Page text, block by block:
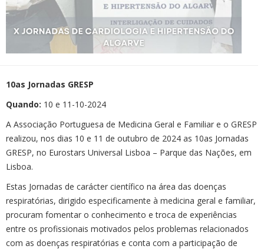
10as Jornadas GRESP
Quando: 10 e 11-10-2024
A Associação Portuguesa de Medicina Geral e Familiar e o GRESP
realizou, nos dias 10 e 11 de outubro de 2024 as 10as Jornadas
GRESP, no Eurostars Universal Lisboa – Parque das Nações, em
Lisboa.
Estas Jornadas de carácter científico na área das doenças
respiratórias, dirigido especificamente à medicina geral e familiar,
procuram fomentar o conhecimento e troca de experiências
entre os profissionais motivados pelos problemas relacionados
com as doenças respiratórias e conta com a participação de